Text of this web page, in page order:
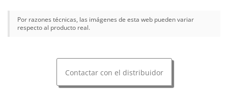
Por razones técnicas, las imágenes de esta web pueden variar
respecto al producto real.
Contactar con el distribuidor